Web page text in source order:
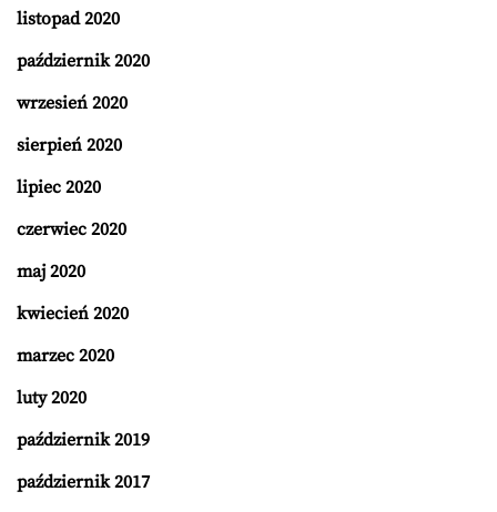
listopad 2020
październik 2020
wrzesień 2020
sierpień 2020
lipiec 2020
czerwiec 2020
maj 2020
kwiecień 2020
marzec 2020
luty 2020
październik 2019
październik 2017